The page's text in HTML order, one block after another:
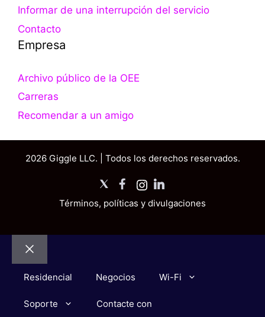
Informar de una interrupción del servicio
Contacto
Empresa
Archivo público de la OEE
Carreras
Recomendar a un amigo
2026 Giggle LLC. | Todos los derechos reservados.
X Facebook
Instagram
LinkedIn
Términos, políticas y divulgaciones
Cerrar
Residencial Negocios Wi-Fi
Soporte Contacte con